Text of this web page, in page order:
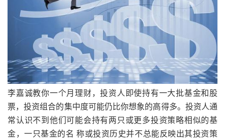
李嘉诚教你一个月理财，投资人即使持有一大批基金和股
票，投资组合的集中度可能仍比你想象的高得多。投资人通
常认识不到他们可能会持有两只或更多投资策略相似的基
金，一只基金的名 称或投资历史并不总能反映出其投资策